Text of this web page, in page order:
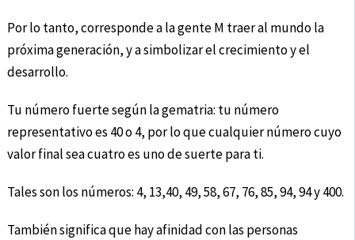
Por lo tanto, corresponde a la gente M traer al mundo la
próxima generación, y a simbolizar el crecimiento y el
desarrollo.
Tu número fuerte según la gematria: tu número
representativo es 40 o 4, por lo que cualquier número cuyo
valor final sea cuatro es uno de suerte para ti.
Tales son los números: 4, 13,40, 49, 58, 67, 76, 85, 94, 94 y 400.
También significa que hay afinidad con las personas